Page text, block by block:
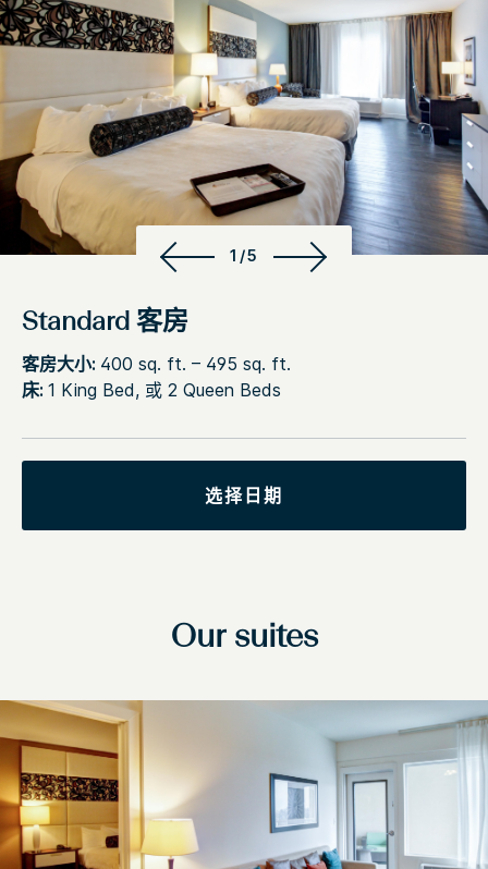
1/5
Standard 客房
客房大小: 400 sq. ft. – 495 sq. ft.
床: 1 King Bed, 或 2 Queen Beds
选择日期
Our suites